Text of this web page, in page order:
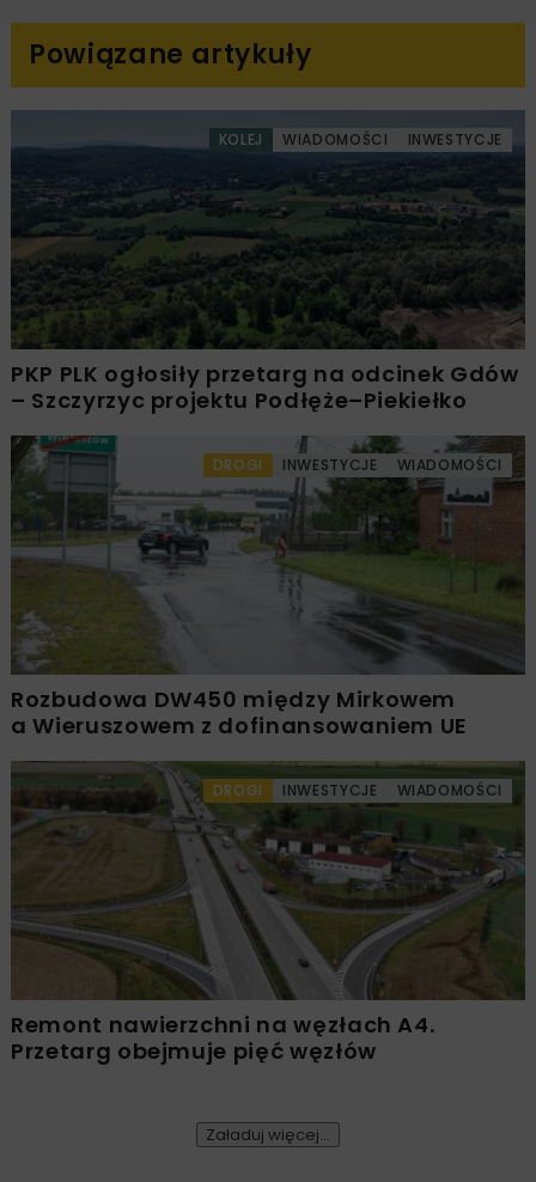
Powiązane artykuły
KOLEJ WIADOMOŚCI INWESTYCJE
PKP PLK ogłosiły przetarg na odcinek Gdów
– Szczyrzyc projektu Podłęże–Piekiełko
DROGI INWESTYCJE WIADOMOŚCI
Rozbudowa DW450 między Mirkowem
a Wieruszowem z dofinansowaniem UE
DROGI INWESTYCJE WIADOMOŚCI
Remont nawierzchni na węzłach A4.
Przetarg obejmuje pięć węzłów
Załaduj więcej...